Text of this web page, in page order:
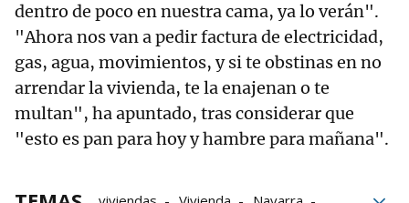
dentro de poco en nuestra cama, ya lo verán".
"Ahora nos van a pedir factura de electricidad,
gas, agua, movimientos, y si te obstinas en no
arrendar la vivienda, te la enajenan o te
multan", ha apuntado, tras considerar que
"esto es pan para hoy y hambre para mañana".